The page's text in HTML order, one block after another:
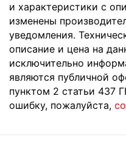
и характеристики с
изменены
уведомления.
описание и цена на
исключительно
являются публичной
пунктом 2 статьи 437
ошибку, пожалуйста,